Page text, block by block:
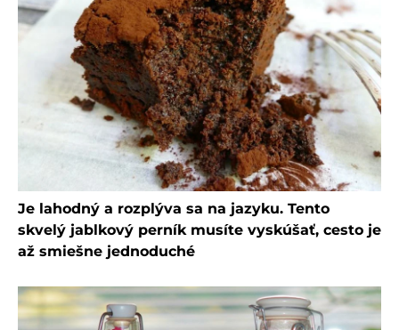
Je lahodný a rozplýva sa na jazyku. Tento
skvelý jablkový perník musíte vyskúšať, cesto je
až smiešne jednoduché